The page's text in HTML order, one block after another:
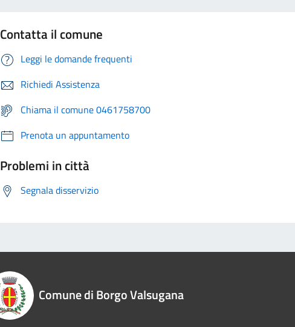
Contatta il comune
Leggi le domande frequenti
Richiedi Assistenza
Chiama il comune 0461758700
Prenota un appuntamento
Problemi in città
Segnala disservizio
Comune di Borgo Valsugana